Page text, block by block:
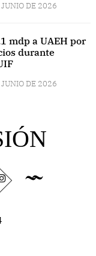
DE 2026
mdp a UAEH por
durante
DE 2026